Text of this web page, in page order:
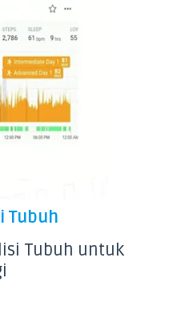
Tubuh
Tubuh untuk